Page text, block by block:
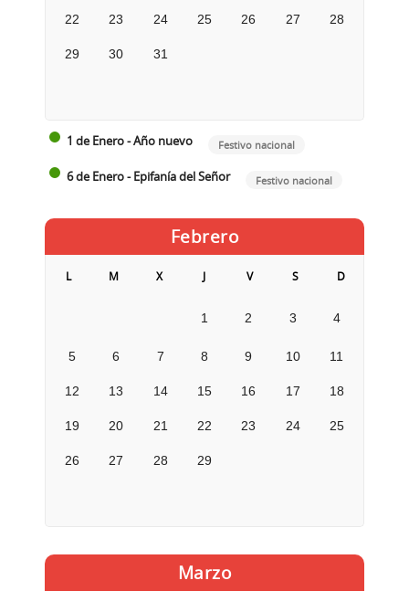
22 23 24 25 26 27 28
29 30 31
1 de Enero - Año nuevo Festivo nacional
6 de Enero - Epifanía del Señor Festivo nacional
Febrero
L M X J V S D
1 2 3 4
5 6 7 8 9 10 11
12 13 14 15 16 17 18
19 20 21 22 23 24 25
26 27 28 29
Marzo